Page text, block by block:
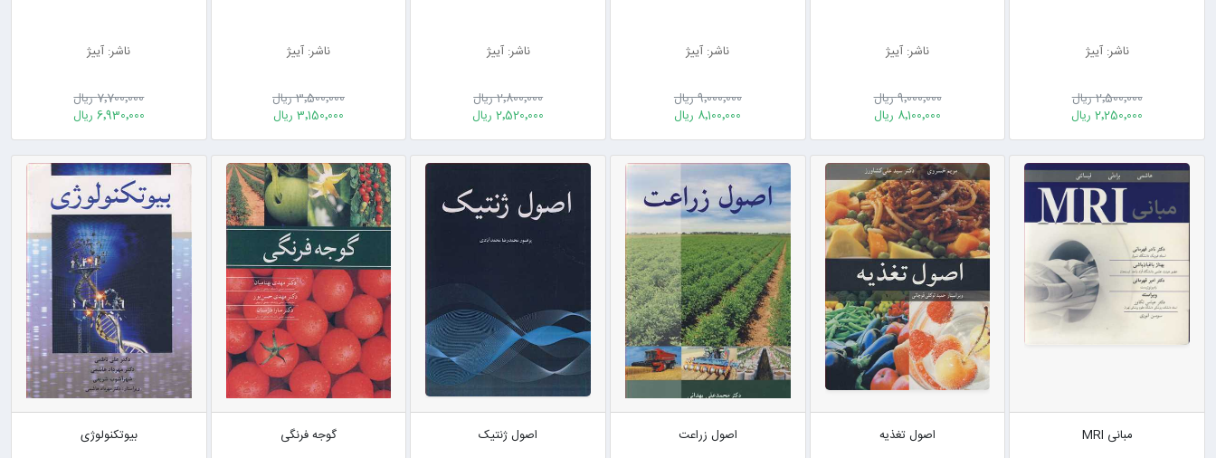
ناشر: آییژ
2٬500٬000 ریال
2٬250٬000 ریال
ناشر: آییژ
9٬000٬000 ریال
8٬100٬000 ریال
ناشر: آییژ
9٬000٬000 ریال
8٬100٬000 ریال
ناشر: آییژ
2٬800٬000 ریال
2٬520٬000 ریال
ناشر: آییژ
3٬500٬000 ریال
3٬150٬000 ریال
ناشر: آییژ
7٬700٬000 ریال
6٬930٬000 ریال
مبانی MRI اصول تغذیه اصول زراعت اصول ژنتیک گوجه فرنگی بیوتکنولوژی